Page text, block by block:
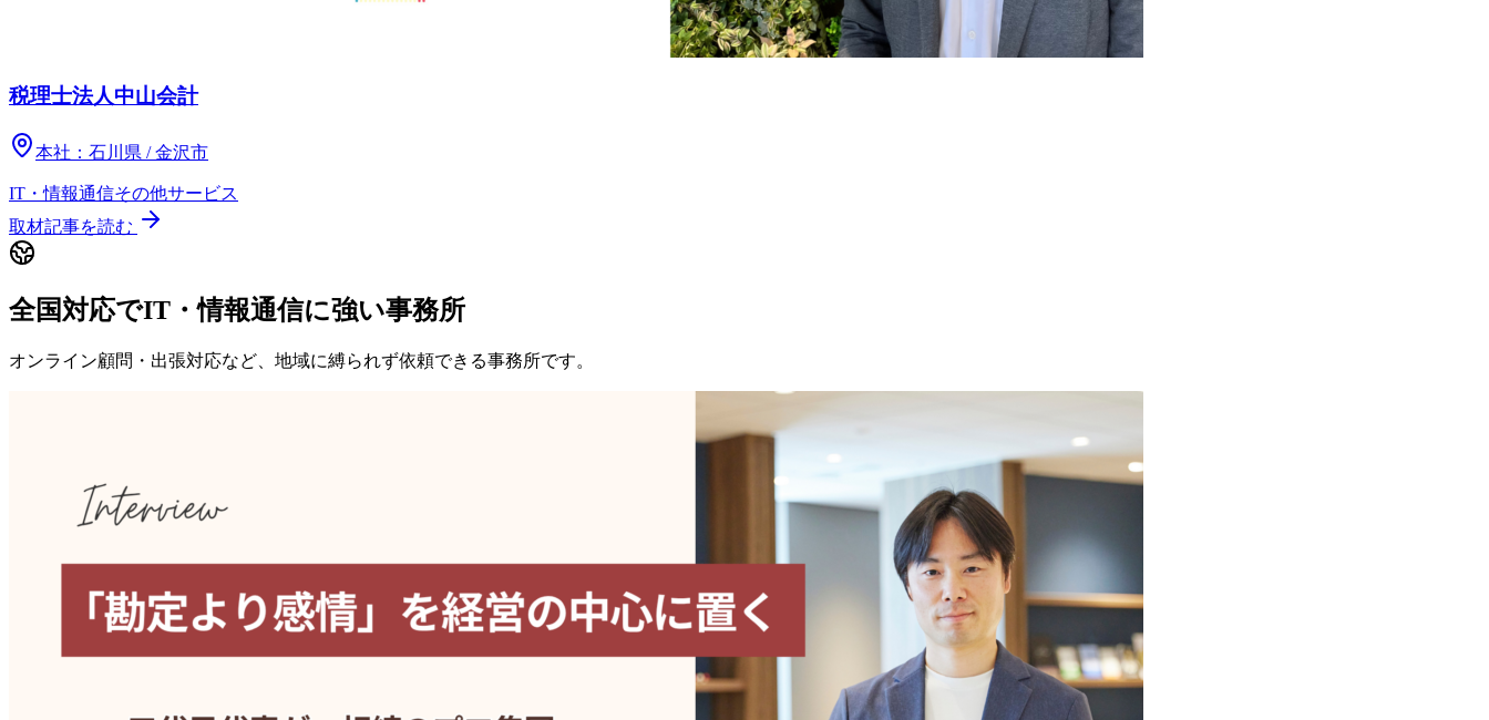
税理士法人中山会計
本社： 石川県 / 金沢市
IT・情報通信その他サービス
取材記事を読む
全国対応でIT・情報通信に強い事務所
オンライン顧問・出張対応など、地域に縛られず依頼できる事務所です。